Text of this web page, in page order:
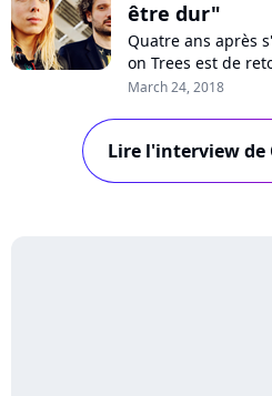
être dur"
Quatre ans après
on Trees est de
deuxième album
pas été facile à
sauver le groupe
March 24, 2018
Lire l'interview de